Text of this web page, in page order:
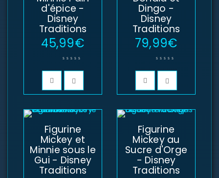
d'épice -
Disney
Traditions
45,99€
Dingo -
Disney
Traditions
79,99€
Figurine
Mickey et
Minnie sous le
Gui - Disney
Traditions
Figurine
Mickey au
Sucre d'Orge
- Disney
Traditions